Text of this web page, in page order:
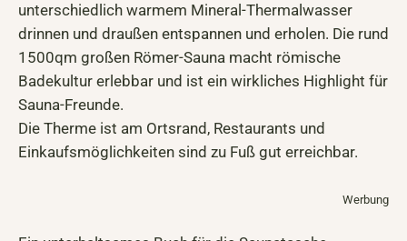
unterschiedlich warmem Mineral-Thermalwasser
drinnen und draußen entspannen und erholen. Die rund
1500qm großen Römer-Sauna macht römische
Badekultur erlebbar und ist ein wirkliches Highlight für
Sauna-Freunde.
Die Therme ist am Ortsrand, Restaurants und
Einkaufsmöglichkeiten sind zu Fuß gut erreichbar.
Werbung